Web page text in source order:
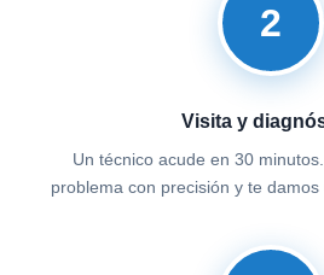
2
Visita y
Un técnico acude en 30
problema con precisión y te